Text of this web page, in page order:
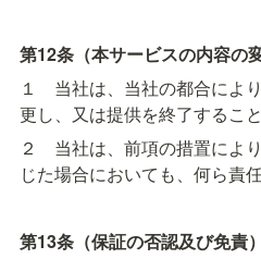
第12条（本サービスの内容の
１　当社は、当社の都合によ
更し、又は提供を終了すること
２　当社は、前項の措置によ
じた場合においても、何ら責
第13条（保証の否認及び免責）